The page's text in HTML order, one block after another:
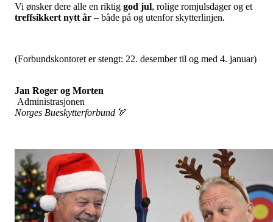
Vi ønsker dere alle en riktig god jul, rolige romjulsdager og et
treffsikkert nytt år – både på og utenfor skytterlinjen.
(Forbundskontoret er stengt: 22. desember til og med 4. januar)
Jan Roger og Morten
Administrasjonen
Norges Bueskytterforbund 🏹